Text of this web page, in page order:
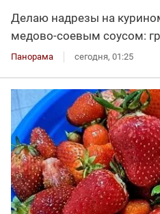
Делаю надрезы на
медово-соевым соусом:
Панорама сегодня, 01:25